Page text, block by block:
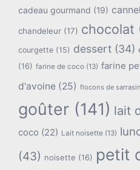
cadeau gourmand (19)
chandeleur (17) chocolat
courgette (15) dessert (34)
(16) farine de coco (13) farine
d'avoine (25) flocons de sarrasin
goûter (141) lait
coco (22) Lait noisette (13)
(43) noisette (16) petit